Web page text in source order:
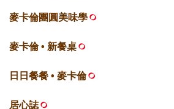
麥卡倫團圓美味學
麥卡倫 • 新餐桌
日日餐餐 • 麥卡倫
居心誌